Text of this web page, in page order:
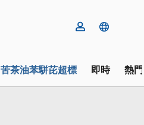
苦茶油苯駢芘超標 即時 熱